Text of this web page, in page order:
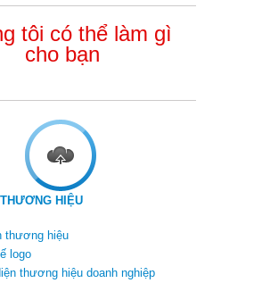
tôi có thể làm gì
cho bạn
ƯƠNG HI ỆU
thương hiệu
logo
thương hiệu doanh nghiệp